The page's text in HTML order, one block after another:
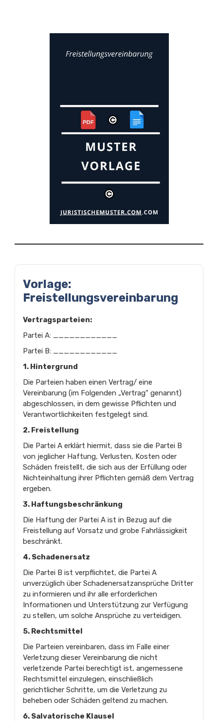
Vorlage:
Freistellungsvereinbarung
Vertragsparteien:
Partei A: ____________
Partei B: ____________
1. Hintergrund
Die Parteien haben einen Vertrag/ eine
Vereinbarung (im Folgenden „Vertrag“ genannt)
abgeschlossen, in dem gewisse Pflichten und
Verantwortlichkeiten festgelegt sind.
2. Freistellung
Die Partei A erklärt hiermit, dass sie die Partei B
von jeglicher Haftung, Verlusten, Kosten oder
Schäden freistellt, die sich aus der Erfüllung oder
Nichteinhaltung ihrer Pflichten gemäß dem Vertrag
ergeben.
3. Haftungsbeschränkung
Die Haftung der Partei A ist in Bezug auf die
Freistellung auf Vorsatz und grobe Fahrlässigkeit
beschränkt.
4. Schadenersatz
Die Partei B ist verpflichtet, die Partei A
unverzüglich über Schadenersatzansprüche Dritter
zu informieren und ihr alle erforderlichen
Informationen und Unterstützung zur Verfügung
zu stellen, um solche Ansprüche zu verteidigen.
5. Rechtsmittel
Die Parteien vereinbaren, dass im Falle einer
Verletzung dieser Vereinbarung die nicht
verletzende Partei berechtigt ist, angemessene
Rechtsmittel einzulegen, einschließlich
gerichtlicher Schritte, um die Verletzung zu
beheben oder Schäden geltend zu machen.
6. Salvatorische Klausel